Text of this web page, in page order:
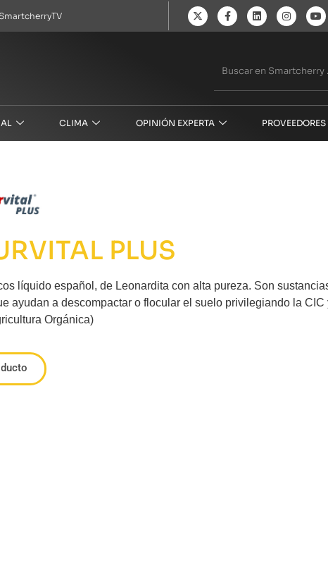
SmartcherryTV
CLIMA OPINIÓN EXPERTA PROVEEDORES
PLUS
líquido español, de Leonardita con alta pureza. Son
ayudan a descompactar o flocular el suelo privilegiando la
Orgánica)